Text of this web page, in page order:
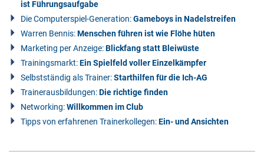
ist Führungsaufgabe
Die Computerspiel-Generation:Gameboys in Nadelstreifen
Warren Bennis:Menschen führen ist wie Flöhe hüten
Marketing per Anzeige:Blickfang statt Bleiwüste
Trainingsmarkt:Ein Spielfeld voller Einzelkämpfer
Selbstständig als Trainer:Starthilfen für die Ich-AG
Trainerausbildungen:Die richtige finden
Networking:Willkommen im Club
Tipps von erfahrenen Trainerkollegen:Ein- und Ansichten